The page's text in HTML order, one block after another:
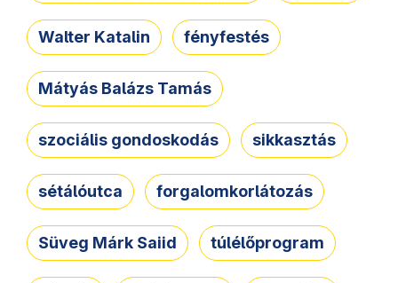
Walter Katalin fényfestés
Mátyás Balázs Tamás
szociális gondoskodás sikkasztás
sétálóutca forgalomkorlátozás
Süveg Márk Saiid túlélőprogram